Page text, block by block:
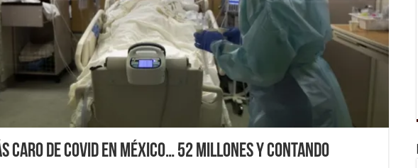
caro de Covid en México… 52 millones y contando